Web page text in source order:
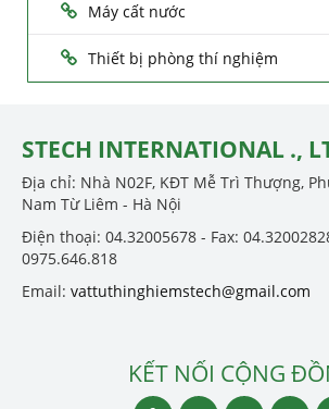
Máy cất nước
Thiết bị phòng thí nghiệm
STECH INTERNATIONAL .,
Địa chỉ: Nhà N02F, KĐT Mễ Trì Thượng,
Nam Từ Liêm - Hà Nội
Điện thoại: 04.32005678 - Fax:
0975.646.818
Email: vattuthinghiemstech@gmail.com
KẾT NỐI CỘNG